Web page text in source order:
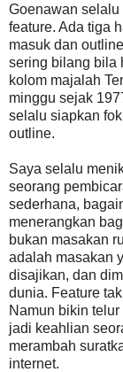
Goenawan
feature. Ada tiga
masuk dan
sering bilang bila
kolom majalah
minggu sejak
selalu siapkan
outline.
Saya selalu
seorang
sederhana,
menerangkan
bukan masakan
adalah masakan
disajikan, dan
dunia. Feature
Namun bikin
jadi keahlian
merambah
internet.